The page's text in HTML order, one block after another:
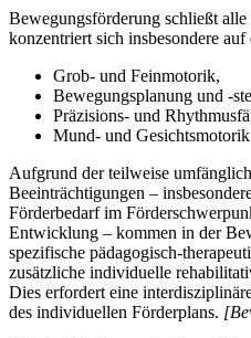
Bewegungsförderung schließt
konzentriert sich insbesondere
Grob- und Feinmotorik,
Bewegungsplanung und -
Präzisions- und
Mund- und
Aufgrund der teilweise
Beeinträchtigungen –
Förderbedarf im
Entwicklung – kommen in der
spezifische pädagogisch-
zusätzliche individuelle
Dies erfordert eine
des individuellen Förderplans.